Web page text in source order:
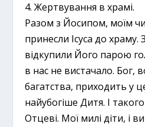
4. Жертвування в храмі.
Разом з Йосипом, моїм
принесли Ісуса до храму.
відкупили Його парою
в нас не вистачало. Бог,
багатства, приходить у
найубогіше Дитя. І
Отцеві. Мої милі діти, і